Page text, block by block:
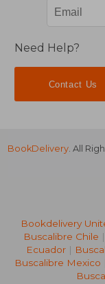
Need Help?
Contact Us
BookDelivery. All
Bookdelivery
Buscalibre Chile |
Ecuador |
Buscalibre Mexico